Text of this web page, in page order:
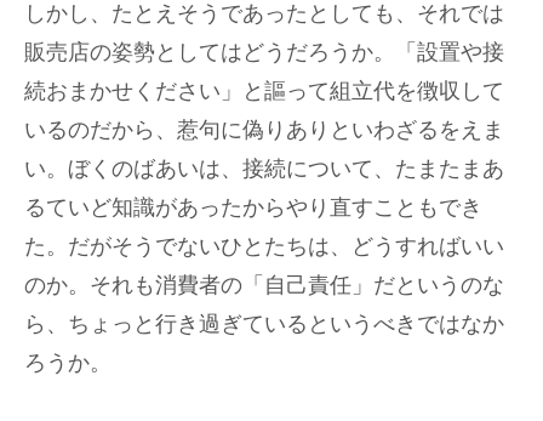
しかし、たとえそうであったとしても、それでは
販売店の姿勢としてはどうだろうか。「設置や接
続おまかせください」と謳って組立代を徴収して
いるのだから、惹句に偽りありといわざるをえま
い。ぼくのばあいは、接続について、たまたまあ
るていど知識があったからやり直すこともでき
た。だがそうでないひとたちは、どうすればいい
のか。それも消費者の「自己責任」だというのな
ら、ちょっと行き過ぎているというべきではなか
ろうか。